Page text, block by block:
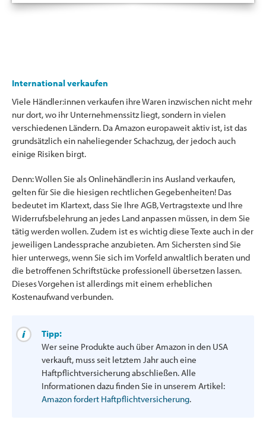
International verkaufen
Viele Händler:innen verkaufen ihre Waren inzwischen nicht mehr
nur dort, wo ihr Unternehmenssitz liegt, sondern in vielen
verschiedenen Ländern. Da Amazon europaweit aktiv ist, ist das
grundsätzlich ein naheliegender Schachzug, der jedoch auch
einige Risiken birgt.
Denn: Wollen Sie als Onlinehändler:in ins Ausland verkaufen,
gelten für Sie die hiesigen rechtlichen Gegebenheiten! Das
bedeutet im Klartext, dass Sie Ihre AGB, Vertragstexte und Ihre
Widerrufsbelehrung an jedes Land anpassen müssen, in dem Sie
tätig werden wollen. Zudem ist es wichtig diese Texte auch in der
jeweiligen Landessprache anzubieten. Am Sichersten sind Sie
hier unterwegs, wenn Sie sich im Vorfeld anwaltlich beraten und
die betroffenen Schriftstücke professionell übersetzen lassen.
Dieses Vorgehen ist allerdings mit einem erheblichen
Kostenaufwand verbunden.
Tipp:
Wer seine Produkte auch über Amazon in den USA
verkauft, muss seit letztem Jahr auch eine
Haftpflichtversicherung abschließen. Alle
Informationen dazu finden Sie in unserem Artikel:
Amazon fordert Haftpflichtversicherung.